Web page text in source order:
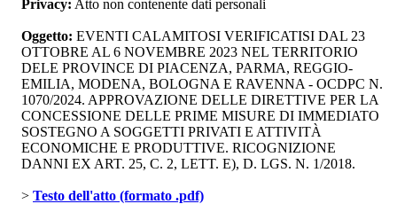
Privacy: Atto non contenente dati personali
Oggetto: EVENTI CALAMITOSI VERIFICATISI DAL 23
OTTOBRE AL 6 NOVEMBRE 2023 NEL TERRITORIO
DELE PROVINCE DI PIACENZA, PARMA, REGGIO-
EMILIA, MODENA, BOLOGNA E RAVENNA - OCDPC N.
1070/2024. APPROVAZIONE DELLE DIRETTIVE PER LA
CONCESSIONE DELLE PRIME MISURE DI IMMEDIATO
SOSTEGNO A SOGGETTI PRIVATI E ATTIVITÀ
ECONOMICHE E PRODUTTIVE. RICOGNIZIONE
DANNI EX ART. 25, C. 2, LETT. E), D. LGS. N. 1/2018.
> Testo dell'atto (formato .pdf)